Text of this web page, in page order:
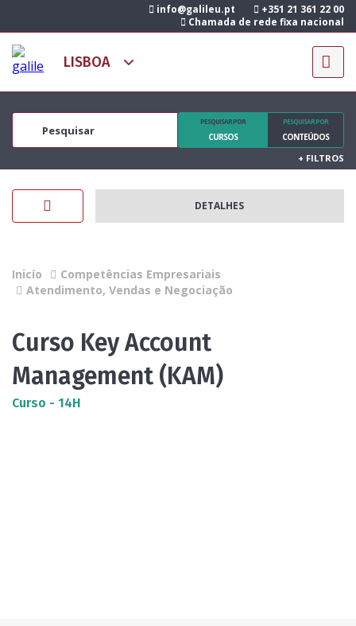
info@galileu.pt
+351 21 361 22 00
Chamada de rede fixa nacional
PESQUISAR POR
CURSOS
PESQUISAR POR
CONTEÚDOS
+ FILTROS
DETALHES
Inicío
Competências Empresariais
Atendimento, Vendas e Negociação
Curso Key Account
Management (KAM)
Curso - 14H